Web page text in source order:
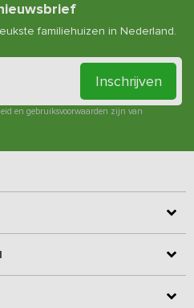
familiehuizen in Nederland.
Inschrijven
en gebruiksvoorwaarden zijn van